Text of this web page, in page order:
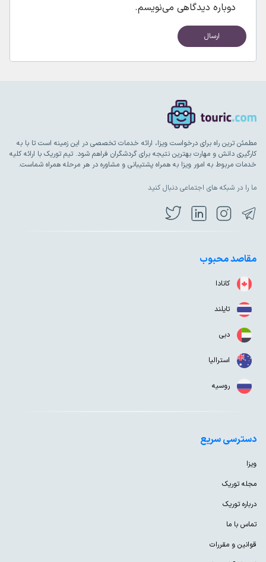
دوباره دیدگاهی می‌نویسم.
مطمئن ترین راه برای درخواست ویزا، ارائه خدمات تخصصی در این زمینه است تا با به
کارگیری دانش و مهارت بهترین نتیجه برای گردشگران فراهم شود. تیم توریک با ارائه کلیه
خدمات مربوط به امور ویزا به همراه پشتیبانی و مشاوره در هر مرحله همراه شماست.
ما را در شبکه های اجتماعی دنبال کنید
مقاصد محبوب
کانادا
تایلند
دبی
استرالیا
روسیه
دسترسی سریع
ویزا
مجله توریک
درباره توریک
تماس با ما
قوانین و مقررات